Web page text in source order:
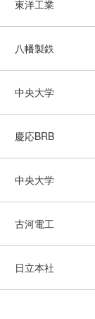
東洋工業
八幡製鉄
中央大学
慶応BRB
中央大学
古河電工
日立本社